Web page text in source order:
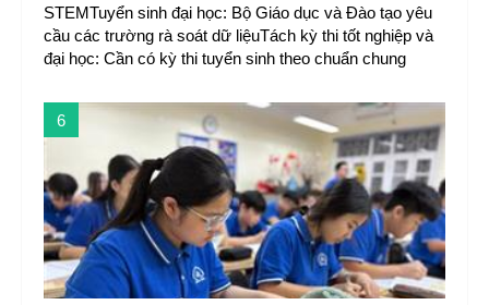
STEMTuyển sinh đại học: Bộ Giáo dục và Đào tạo yêu
cầu các trường rà soát dữ liệuTách kỳ thi tốt nghiệp và
đại học: Cần có kỳ thi tuyển sinh theo chuẩn chung
6